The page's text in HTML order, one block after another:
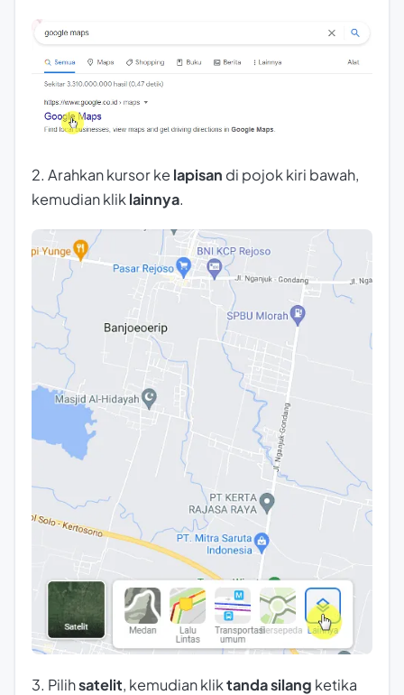
2. Arahkan kursor kelapisan di pojok kiri bawah,
kemudian kliklainnya.
3. Pilihsatelit, kemudian kliktanda silang ketika